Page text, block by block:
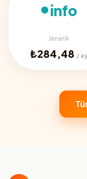
info
Jenerik
₺284,48 / ay